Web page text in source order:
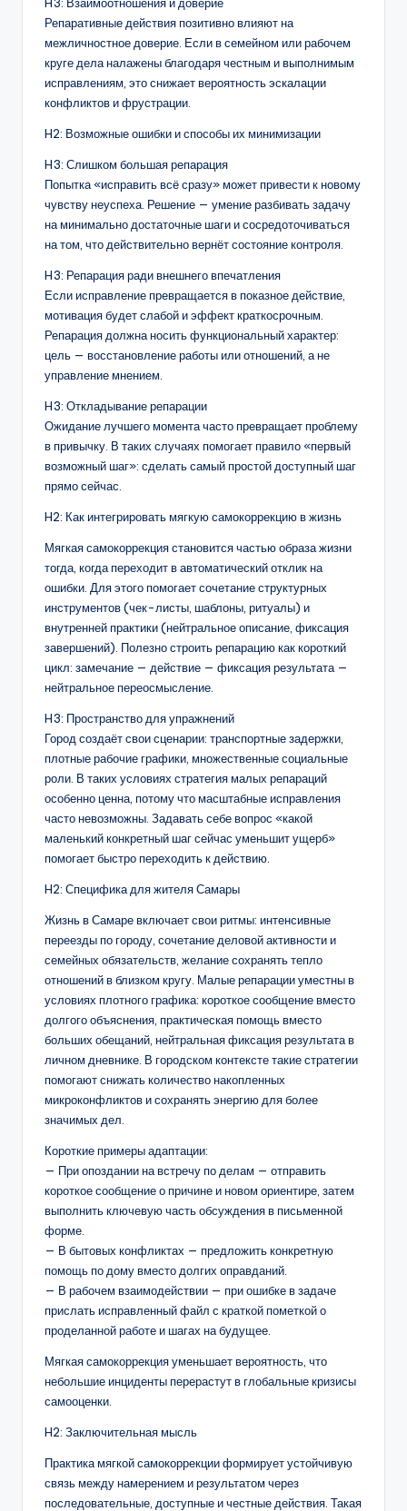
Репаративные действия позитивно влияют на
межличностное доверие. Если в семейном или рабочем
круге дела налажены благодаря честным и выполнимым
исправлениям, это снижает вероятность эскалации
конфликтов и фрустрации.
H2: Возможные ошибки и способы их минимизации
H3: Слишком большая репарация
Попытка «исправить всё сразу» может привести к новому
чувству неуспеха. Решение — умение разбивать задачу
на минимально достаточные шаги и сосредоточиваться
на том, что действительно вернёт состояние контроля.
H3: Репарация ради внешнего впечатления
Если исправление превращается в показное действие,
мотивация будет слабой и эффект краткосрочным.
Репарация должна носить функциональный характер:
цель — восстановление работы или отношений, а не
управление мнением.
H3: Откладывание репарации
Ожидание лучшего момента часто превращает проблему
в привычку. В таких случаях помогает правило «первый
возможный шаг»: сделать самый простой доступный шаг
прямо сейчас.
H2: Как интегрировать мягкую самокоррекцию в жизнь
Мягкая самокоррекция становится частью образа жизни
тогда, когда переходит в автоматический отклик на
ошибки. Для этого помогает сочетание структурных
инструментов (чек-листы, шаблоны, ритуалы) и
внутренней практики (нейтральное описание, фиксация
завершений). Полезно строить репарацию как короткий
цикл: замечание — действие — фиксация результата —
нейтральное переосмысление.
H3: Пространство для упражнений
Город создаёт свои сценарии: транспортные задержки,
плотные рабочие графики, множественные социальные
роли. В таких условиях стратегия малых репараций
особенно ценна, потому что масштабные исправления
часто невозможны. Задавать себе вопрос «какой
маленький конкретный шаг сейчас уменьшит ущерб»
помогает быстро переходить к действию.
H2: Специфика для жителя Самары
Жизнь в Самаре включает свои ритмы: интенсивные
переезды по городу, сочетание деловой активности и
семейных обязательств, желание сохранять тепло
отношений в близком кругу. Малые репарации уместны в
условиях плотного графика: короткое сообщение вместо
долгого объяснения, практическая помощь вместо
больших обещаний, нейтральная фиксация результата в
личном дневнике. В городском контексте такие стратегии
помогают снижать количество накопленных
микроконфликтов и сохранять энергию для более
значимых дел.
Короткие примеры адаптации:
— При опоздании на встречу по делам — отправить
короткое сообщение о причине и новом ориентире, затем
выполнить ключевую часть обсуждения в письменной
форме.
— В бытовых конфликтах — предложить конкретную
помощь по дому вместо долгих оправданий.
— В рабочем взаимодействии — при ошибке в задаче
прислать исправленный файл с краткой пометкой о
проделанной работе и шагах на будущее.
Мягкая самокоррекция уменьшает вероятность, что
небольшие инциденты перерастут в глобальные кризисы
самооценки.
H2: Заключительная мысль
Практика мягкой самокоррекции формирует устойчивую
связь между намерением и результатом через
последовательные, доступные и честные действия. Такая